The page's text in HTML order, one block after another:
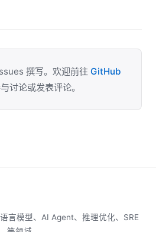
撰写。欢迎前往 GitHub
讨论或发表评论。
言模型、AI Agent、推理优化、SRE